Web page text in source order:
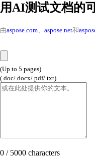
用AI测试文档的
由aspose.com aspose.net和
(Up to 5 pages)
(.doc/.docx/.pdf/.txt)
0 / 5000 characters